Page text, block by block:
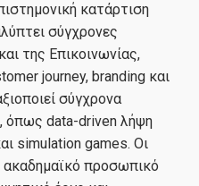
κατάρτιση
σύγχρονες
της Επικοινωνίας,
journey, branding και
σύγχρονα
όπως data-driven λήψη
simulation games. Οι
ακαδημαϊκό προσωπικό